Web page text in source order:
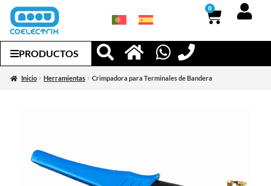
0
PRODUCTOS
Inicio Herramientas Crimpadora para Terminales de Bandera